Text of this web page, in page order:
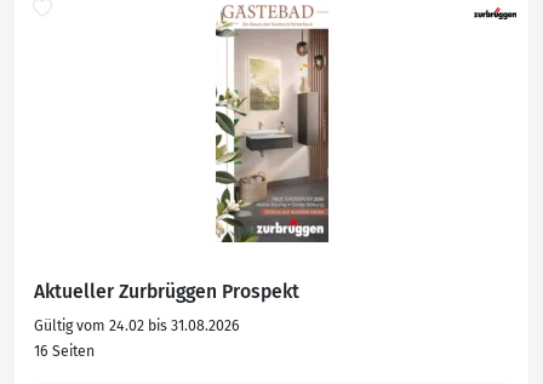
Aktueller Zurbrüggen Prospekt
Gültig vom 24.02 bis 31.08.2026
16 Seiten